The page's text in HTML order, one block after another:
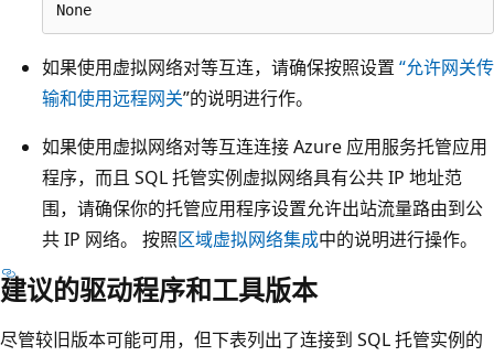
如果使用虚拟网络对等互连，请确保按照设置 “允许网关传
输和使用远程网关”的说明进行作。
如果使用虚拟网络对等互连连接 Azure 应用服务托管应用
程序，而且 SQL 托管实例虚拟网络具有公共 IP 地址范
围，请确保你的托管应用程序设置允许出站流量路由到公
共 IP 网络。 按照区域虚拟网络集成中的说明进行操作。
建议的驱动程序和工具版本
尽管较旧版本可能可用，但下表列出了连接到 SQL 托管实例的